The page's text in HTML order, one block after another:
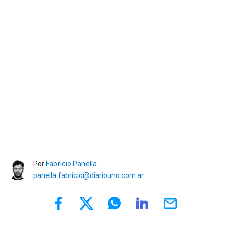
Por Fabricio Panella
panella.fabricio@diariouno.com.ar